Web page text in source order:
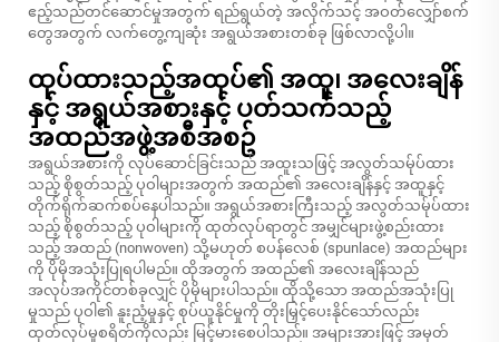
ဧည့်သည်တင်ဆောင်မှုအတွက် ရည်ရွယ်တဲ့ အလိုက်သင့် အဝတ်လျှော်စက်
တွေအတွက် လက်တွေ့ကျဆုံး အရွယ်အစားတစ်ခု ဖြစ်လာလို့ပါ။
ထုပ်ထားသည့်အထုပ်၏ အထူ၊ အလေးချိန်
နှင့် အရွယ်အစားနှင့် ပတ်သက်သည့်
အထည်အဖွဲ့အစီအစဥ်
အရွယ်အစားကို လုပ်ဆောင်ခြင်းသည် အထူးသဖြင့် အလွတ်သမ်ုပ်ထား
သည့် စိုစွတ်သည့် ပုဝါများအတွက် အထည်၏ အလေးချိန်နှင့် အထူနှင့်
တိုက်ရိုက်ဆက်စပ်နေပါသည်။ အရွယ်အစားကြီးသည့် အလွတ်သမ်ုပ်ထား
သည့် စိုစွတ်သည့် ပုဝါများကို ထုတ်လုပ်ရာတွင် အမျှင်များဖွဲ့စည်းထား
သည့် အထည် (nonwoven) သို့မဟုတ် စပန်လေစ် (spunlace) အထည်များ
ကို ပိုမိုအသုံးပြုရပါမည်။ ထိုအတွက် အထည်၏ အလေးချိန်သည်
အလုပ်အကိုင်တစ်ခုလျှင် ပိုမိုများပါသည်။ ထိုသို့သော အထည်အသုံးပြု
မှုသည် ပုဝါ၏ နူးညံ့မှုနှင့် စုပ်ယူနိုင်မှုကို တိုးမြှင့်ပေးနိုင်သော်လည်း
ထုတ်လုပ်မှုစရိတ်ကိုလည်း မြင့်မားစေပါသည်။ အများအားဖြင့် အမှတ်